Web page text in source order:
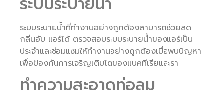
ระบบระบายน้ำที่ทำงานอย่างถูกต้องสามารถช่วยลด
กลิ่นอับ แอร์ได้ ตรวจสอบระบบระบายน้ำของแอร์เป็น
ประจำและซ่อมแซมให้ทำงานอย่างถูกต้องเมื่อพบปัญหา
เพื่อป้องกันการเจริญเติบโตของแบคทีเรียและรา
ทำความสะอาดท่อลม